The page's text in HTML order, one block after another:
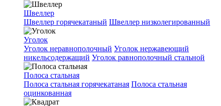
Швеллер
Швеллер горячекатаный Швеллер низколегированный
Уголок
Уголок неравнополочный Уголок нержавеющий
никельсодержащий Уголок равнополочный стальной
Полоса стальная
Полоса стальная горячекатаная Полоса стальная
оцинкованная